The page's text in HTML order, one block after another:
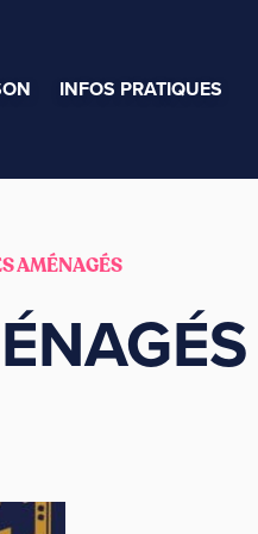
INFOS PRATIQUES
AMÉNAGÉS